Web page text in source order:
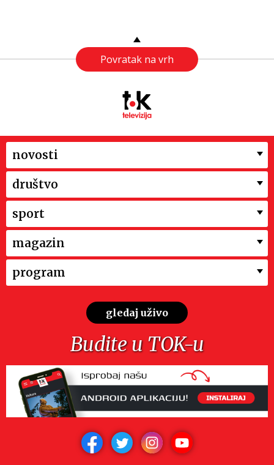
Povratak na vrh
novosti
društvo
sport
magazin
program
gledaj uživo
Budite u TOK-u